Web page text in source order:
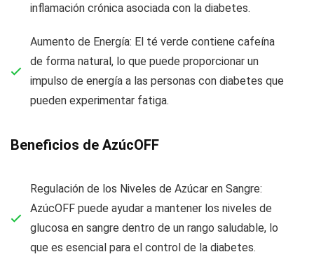
inflamación crónica asociada con la diabetes.
Aumento de Energía: El té verde contiene cafeína
de forma natural, lo que puede proporcionar un
impulso de energía a las personas con diabetes que
pueden experimentar fatiga.
Beneficios de AzúcOFF
Regulación de los Niveles de Azúcar en Sangre:
AzúcOFF puede ayudar a mantener los niveles de
glucosa en sangre dentro de un rango saludable, lo
que es esencial para el control de la diabetes.